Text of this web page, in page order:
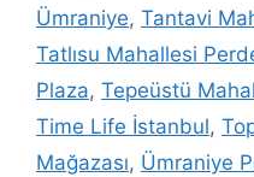
Ümraniye, Tantavi
Tatlısu Mahallesi
Plaza, Tepeüstü
Time Life İstanbul,
Mağazası, Ümraniye